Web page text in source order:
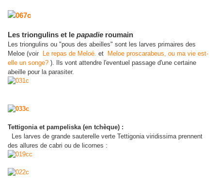
Les triongulins et le papadie roumain
Les triongulins ou "pous des abeilles" sont les larves primaires des
Meloe (voir
Le repas de Meloé. et
Meloe proscarabeus, ou ma vie est-
elle un songe? ). Ils vont attendre l'eventuel passage d'une certaine
abeille pour la parasiter.
Tettigonia et pampeliska (en tchèque) :
Les larves de grande sauterelle verte Tettigonia viridissima prennent
des allures de cabri ou de licornes :